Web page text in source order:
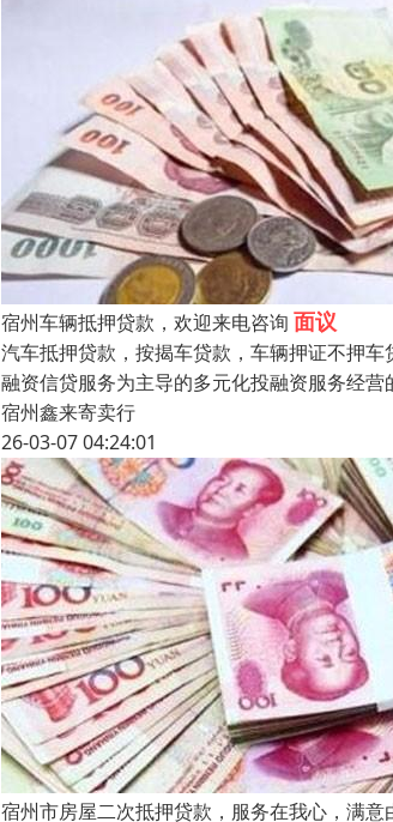
宿州车辆抵押贷款，欢迎来电咨询 面议
汽车抵押贷款，按揭车贷款，车辆押证不押
融资信贷服务为主导的多元化投融资服务经
宿州鑫来寄卖行
26-03-07 04:24:01
宿州市房屋二次抵押贷款，服务在我心，满意